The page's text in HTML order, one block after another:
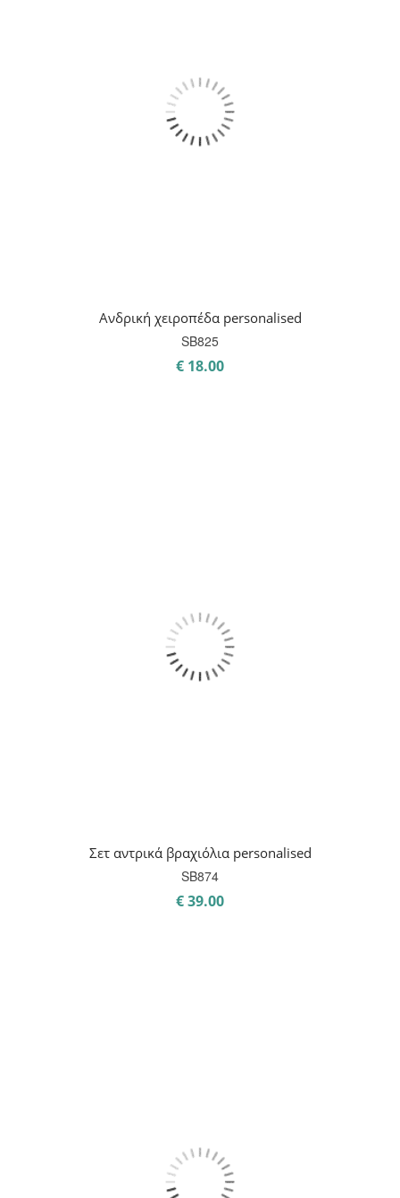
Ανδρική χειροπέδα personalised
SB825
€ 18.00
Σετ αντρικά βραχιόλια personalised
SB874
€39.00